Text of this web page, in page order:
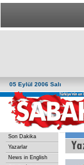
05 Eylül 2006 Salı
Son Dakika
Yazarlar
News in English